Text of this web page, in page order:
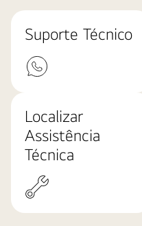
Suporte Técnico
Localizar
Assistência
Técnica